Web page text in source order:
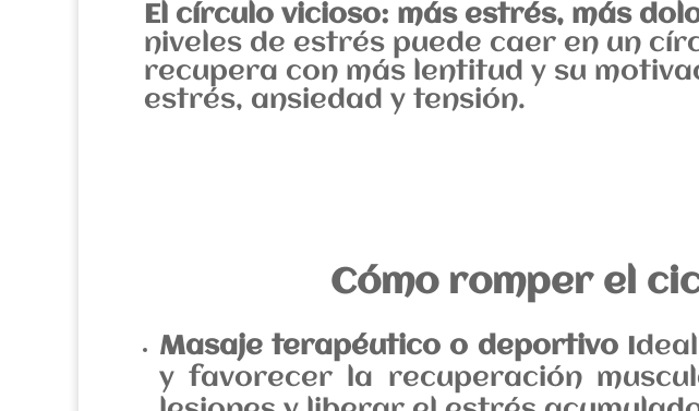
El círculo vicioso: más estrés, más
niveles de estrés puede caer en un
recupera con más lentitud y su
estrés, ansiedad y tensión.
Cómo romper el
Masaje terapéutico o deportivoIdeal
y favorecer la recuperación